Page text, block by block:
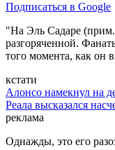
Подписаться в Google
"На Эль Садаре
разгоряченной.
того момента, как он
кстати
Алонсо намекнул на
Реала высказался
реклама
Однажды, это его